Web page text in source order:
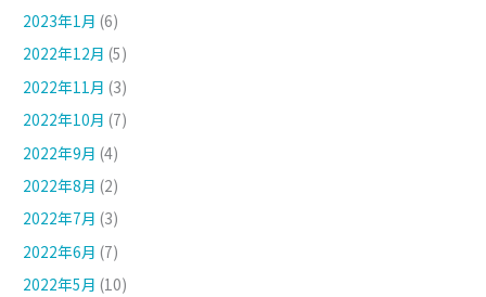
2023年1月 (6)
2022年12月 (5)
2022年11月 (3)
2022年10月 (7)
2022年9月 (4)
2022年8月 (2)
2022年7月 (3)
2022年6月 (7)
2022年5月 (10)